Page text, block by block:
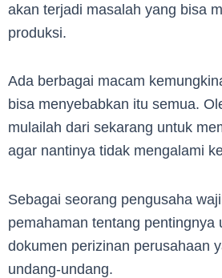
akan terjadi masalah yang bisa
produksi.
Ada berbagai macam
bisa menyebabkan itu semua.
mulailah dari sekarang untuk
agar nantinya tidak mengalami
Sebagai seorang pengusaha
pemahaman tentang pentingnya
dokumen perizinan perusahaan
undang-undang.